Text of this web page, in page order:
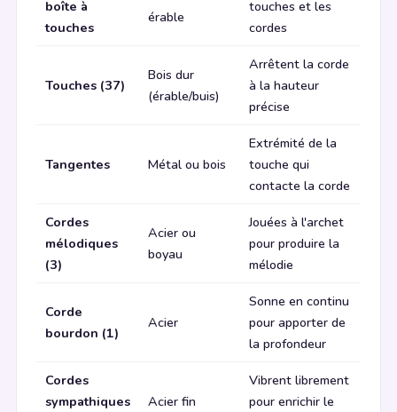
boîte à
touches
érable
touches et les
cordes
Touches (37)
Bois dur
(érable/buis)
Arrêtent la corde
à la hauteur
précise
Tangentes Métal ou bois
Extrémité de la
touche qui
contacte la corde
Cordes
mélodiques
(3)
Acier ou
boyau
Jouées à l'archet
pour produire la
mélodie
Corde
bourdon (1)
Acier
Sonne en continu
pour apporter de
la profondeur
Cordes
sympathiques
Acier fin
Vibrent librement
pour enrichir le